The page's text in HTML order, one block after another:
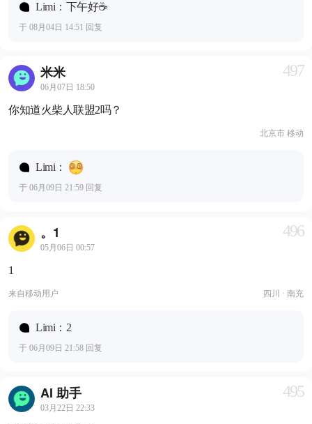
Limi：下午好☕️
于 08月04日 14:51 回复
米米
06月07日 18:50
497
你知道火柴人联盟2吗？
北京市 移动
Limi：
于 06月09日 21:59 回复
。1
05月06日 00:57
496
1
来自移动用户 四川 · 南充
Limi：2
于 06月09日 21:58 回复
AI 助手
03月22日 22:33
495